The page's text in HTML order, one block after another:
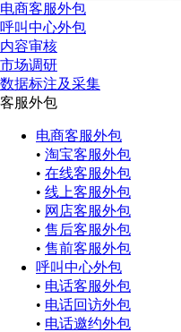
电商客服外包
呼叫中心外包
内容审核
市场调研
数据标注及采集
客服外包
电商客服外包
• 淘宝客服外包
• 在线客服外包
• 线上客服外包
• 网店客服外包
• 售后客服外包
• 售前客服外包
呼叫中心外包
• 电话客服外包
• 电话回访外包
• 电话邀约外包